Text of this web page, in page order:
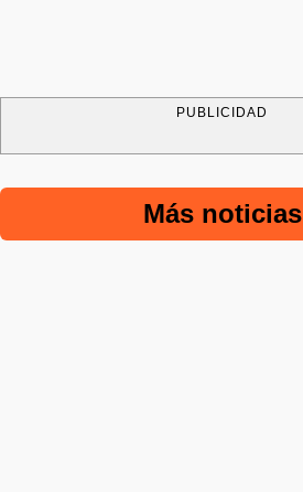
PUBLICIDAD
Más noticias